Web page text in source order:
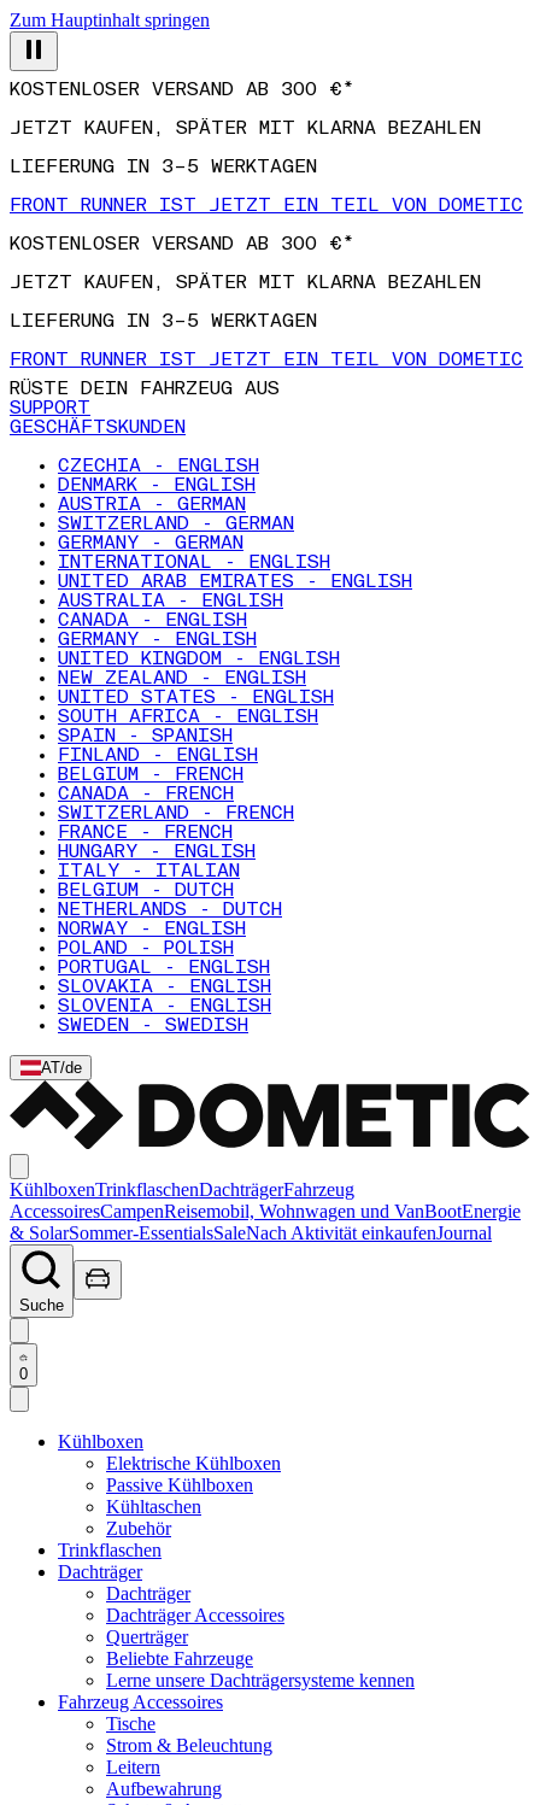
Zum Hauptinhalt springen
KOSTENLOSER VERSAND AB 300 €*
JETZT KAUFEN, SPÄTER MIT KLARNA BEZAHLEN
LIEFERUNG IN 3–5 WERKTAGEN
FRONT RUNNER IST JETZT EIN TEIL VON DOMETIC
KOSTENLOSER VERSAND AB 300 €*
JETZT KAUFEN, SPÄTER MIT KLARNA BEZAHLEN
LIEFERUNG IN 3–5 WERKTAGEN
FRONT RUNNER IST JETZT EIN TEIL VON DOMETIC
RÜSTE DEIN FAHRZEUG AUS
SUPPORT
GESCHÄFTSKUNDEN
CZECHIA - ENGLISH
DENMARK - ENGLISH
AUSTRIA - GERMAN
SWITZERLAND - GERMAN
GERMANY - GERMAN
INTERNATIONAL - ENGLISH
UNITED ARAB EMIRATES - ENGLISH
AUSTRALIA - ENGLISH
CANADA - ENGLISH
GERMANY - ENGLISH
UNITED KINGDOM - ENGLISH
NEW ZEALAND - ENGLISH
UNITED STATES - ENGLISH
SOUTH AFRICA - ENGLISH
SPAIN - SPANISH
FINLAND - ENGLISH
BELGIUM - FRENCH
CANADA - FRENCH
SWITZERLAND - FRENCH
FRANCE - FRENCH
HUNGARY - ENGLISH
ITALY - ITALIAN
BELGIUM - DUTCH
NETHERLANDS - DUTCH
NORWAY - ENGLISH
POLAND - POLISH
PORTUGAL - ENGLISH
SLOVAKIA - ENGLISH
SLOVENIA - ENGLISH
SWEDEN - SWEDISH
AT/de
KühlboxenTrinkflaschenDachträgerFahrzeug
AccessoiresCampenReisemobil, Wohnwagen und VanBootEnergie
& SolarSommer-EssentialsSaleNach Aktivität einkaufenJournal
Suche
0
Kühlboxen
Elektrische Kühlboxen
Passive Kühlboxen
Kühltaschen
Zubehör
Trinkflaschen
Dachträger
Dachträger
Dachträger Accessoires
Querträger
Beliebte Fahrzeuge
Lerne unsere Dachträgersysteme kennen
Fahrzeug Accessoires
Tische
Strom & Beleuchtung
Leitern
Aufbewahrung